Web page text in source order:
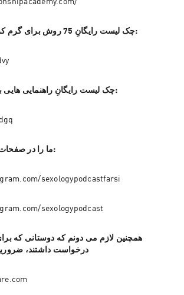
چک لیست رایگانِ 75 روش برای گرم کردن رابطه زناشویی:
چک لیست رایگانِ راهنمایی هایی برای نعوظ همیشگی:
ما را در صفحات اجتماعی دنبال کنید:
sexologypodcastfarsi
sexologypodcast
همچنین لازم می دونم که دوستانی که
درخواست داشتند،